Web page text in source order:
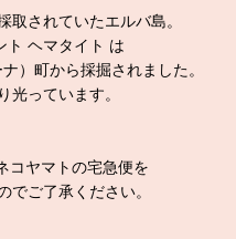
取されていたエルバ島。
ト ヘマタイト は
）町から採掘されました。
光っています。
コヤマトの宅急便を
でご了承ください。